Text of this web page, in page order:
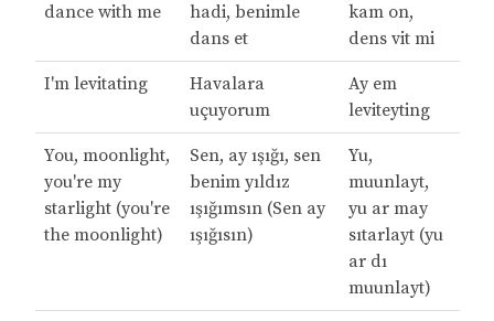
dance with me
hadi, benimle
dans et
kam on,
dens vit mi
I'm levitating
Havalara
uçuyorum
Ay em
leviteyting
You, moonlight,
you're my
starlight (you're
the moonlight)
Sen, ay ışığı, sen
benim yıldız
ışığımsın (Sen ay
ışığısın)
Yu,
muunlayt,
yu ar may
sıtarlayt (yu
ar dı
muunlayt)